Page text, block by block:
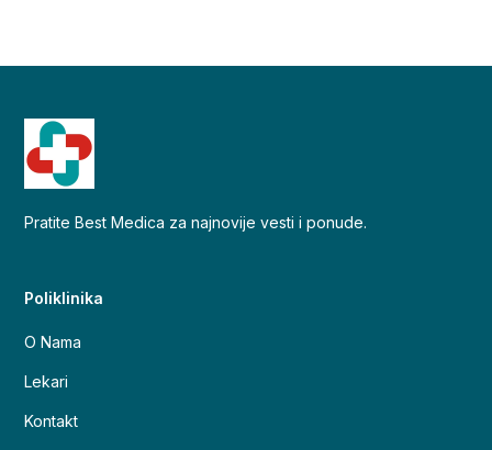
Pratite Best Medica za najnovije vesti i ponude.
Poliklinika
O Nama
Lekari
Kontakt